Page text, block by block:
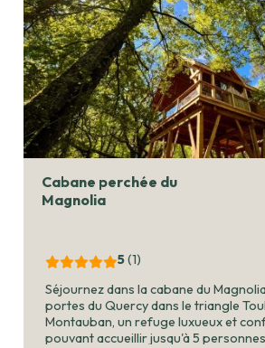
Cabane perchée du
Magnolia
5(1)
Séjournez dans la cabane du
portes du Quercy dans le triangle
Montauban, un refuge luxueux et
pouvant accueillir jusqu'à 5